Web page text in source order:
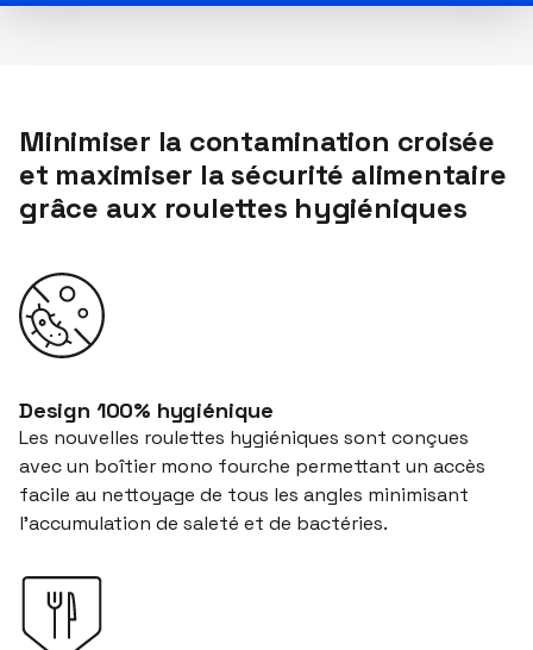
Minimiser la contamination croisée
et maximiser la sécurité alimentaire
grâce aux roulettes hygiéniques
Design 100% hygiénique
Les nouvelles roulettes hygiéniques sont conçues
avec un boîtier mono fourche permettant un accès
facile au nettoyage de tous les angles minimisant
l’accumulation de saleté et de bactéries.